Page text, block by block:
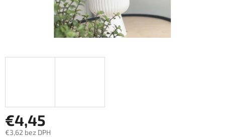
€4,45
€3,62 bez DPH